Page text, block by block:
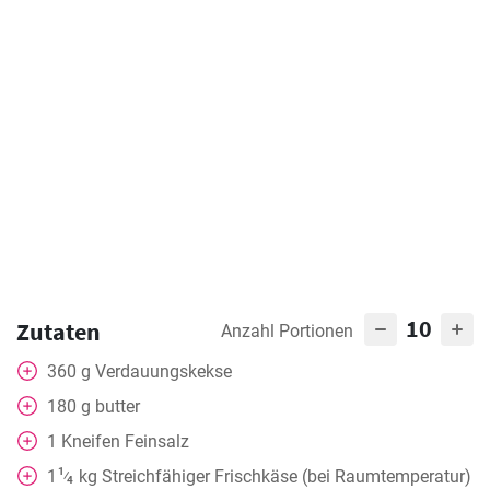
Zutaten Anzahl Portionen 10
360 g Verdauungskekse
180 g butter
1 Kneifen Feinsalz
1 1⁄4 kg Streichfähiger Frischkäse (bei Raumtemperatur)